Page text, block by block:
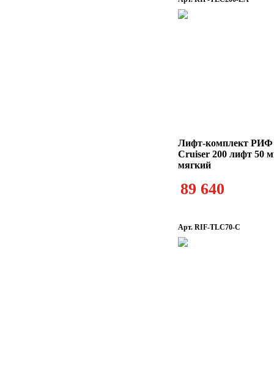
Лифт-комплект РИФ
Cruiser 200 лифт 50
мягкий
89 640
Арт. RIF-TLC70-C